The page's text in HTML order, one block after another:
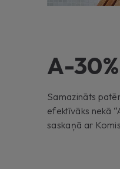
A-
Samazināts
efektīvāks nekā
saskaņā ar